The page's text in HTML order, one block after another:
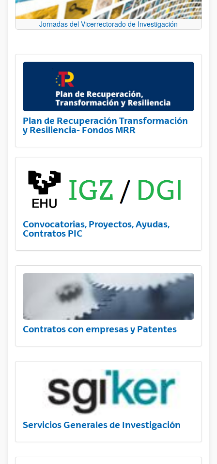
Jornadas del Vicerrectorado de Investigación
Plan de Recuperación Transformación
y Resiliencia- Fondos MRR
Convocatorias, Proyectos, Ayudas,
Contratos PIC
Contratos con empresas y Patentes
Servicios Generales de Investigación